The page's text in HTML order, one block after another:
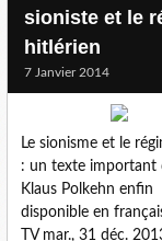
sioniste et le
hitlérien
7 Janvier 2014
Le sionisme et le
: un texte important
Klaus Polkehn enfin
disponible en
TV mar., 31 déc.